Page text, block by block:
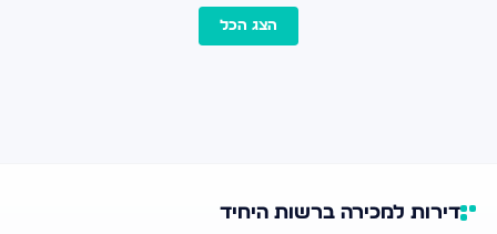
הצג הכל
דירות למכירה ברשות היחיד